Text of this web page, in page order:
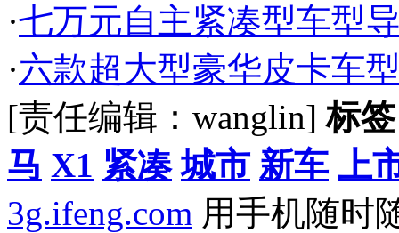
·七万元自主紧凑型车型
·六款超大型豪华皮卡车
[责任编辑：wanglin]标
马 X1 紧凑 城市 新车 上
3g.ifeng.com 用手机随时